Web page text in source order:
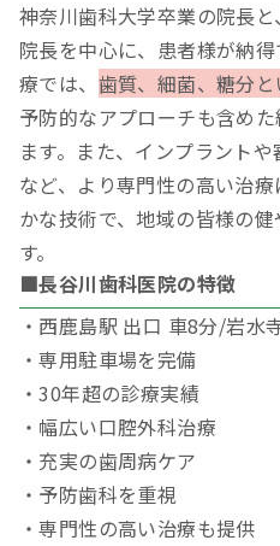
神奈川歯科大学卒業の院長
院長を中心に、患者様が納
療では、 歯質、細菌、糖分
予防的なアプローチも含め
ます。また、インプラント
など、より専門性の高い治
かな技術で、地域の皆様の
す。
■長谷川歯科医院の特徴
・西鹿島駅 出口 車8分/岩水
・専用駐車場を完備
・30年超の診療実績
・幅広い口腔外科治療
・充実の歯周病ケア
・予防歯科を重視
・専門性の高い治療も提供